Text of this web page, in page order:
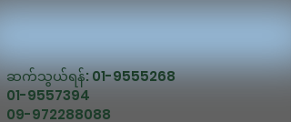
ဆက်သွယ်ရန်:01-9555268
01-9557394
09-972288088